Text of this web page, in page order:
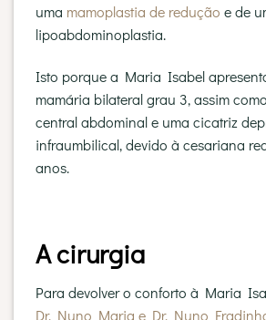
uma mamoplastia de redução e de
lipoabdominoplastia.
Isto porque a Maria Isabel
mamária bilateral grau 3, assim
central abdominal e uma cicatriz
infraumbilical, devido à cesariana
anos.
A cirurgia
Para devolver o conforto à Maria
Dr. Nuno Maria e Dr. Nuno